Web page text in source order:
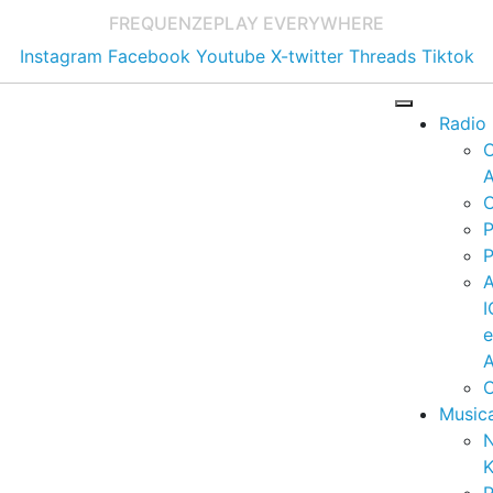
FREQUENZEPLAY EVERYWHERE
Instagram Facebook Youtube X-twitter Threads Tiktok
Radio
e